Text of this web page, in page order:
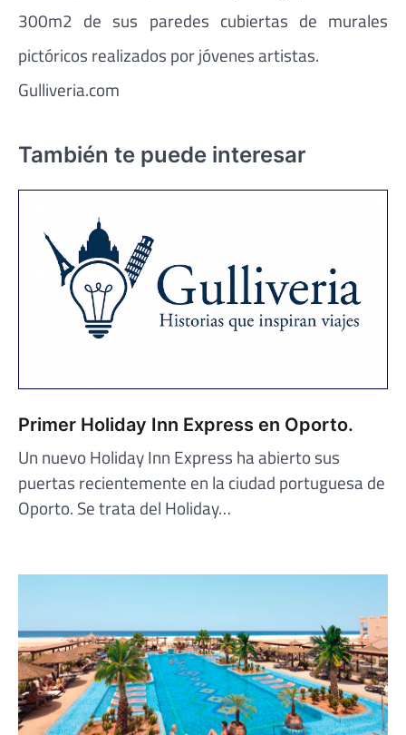
300m2 de sus paredes cubiertas de murales
pictóricos realizados por jóvenes artistas.
Gulliveria.com
También te puede interesar
Primer Holiday Inn Express en Oporto.
Un nuevo Holiday Inn Express ha abierto sus
puertas recientemente en la ciudad portuguesa de
Oporto. Se trata del Holiday…